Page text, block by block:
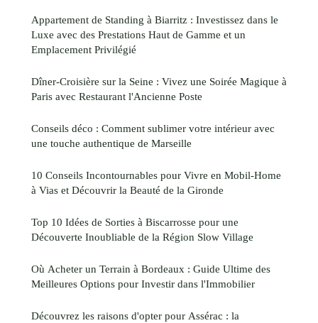
Appartement de Standing à Biarritz : Investissez dans le
Luxe avec des Prestations Haut de Gamme et un
Emplacement Privilégié
Dîner-Croisière sur la Seine : Vivez une Soirée Magique à
Paris avec Restaurant l'Ancienne Poste
Conseils déco : Comment sublimer votre intérieur avec
une touche authentique de Marseille
10 Conseils Incontournables pour Vivre en Mobil-Home
à Vias et Découvrir la Beauté de la Gironde
Top 10 Idées de Sorties à Biscarrosse pour une
Découverte Inoubliable de la Région Slow Village
Où Acheter un Terrain à Bordeaux : Guide Ultime des
Meilleures Options pour Investir dans l'Immobilier
Découvrez les raisons d'opter pour Assérac : la